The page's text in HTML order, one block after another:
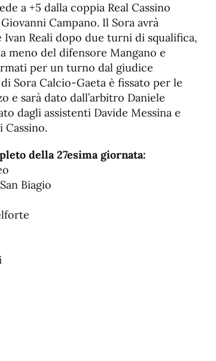
a +5 dalla coppia Real Cassino
Campano. Il Sora avrà
Reali dopo due turni di squalifica,
meno del difensore Mangano e
per un turno dal giudice
Sora Calcio-Gaeta è fissato per le
e sarà dato dall’arbitro Daniele
dagli assistenti Davide Messina e
della 27esima giornata:
Biagio